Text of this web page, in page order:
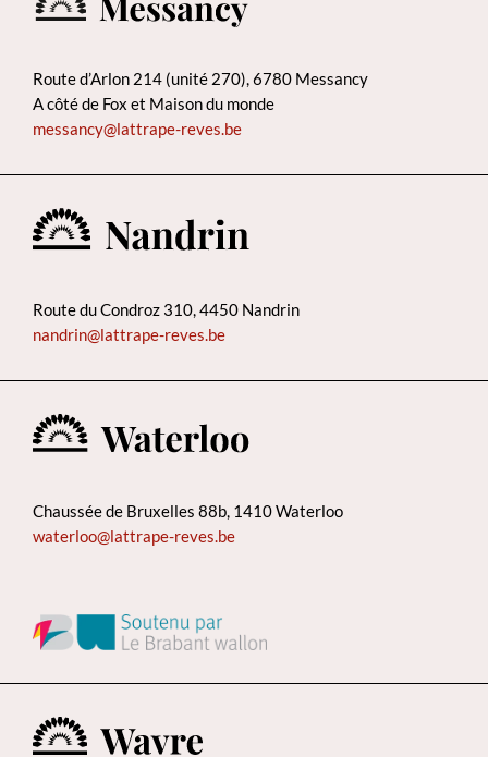
Route d’Arlon 214 (unité 270), 6780 Messancy
A côté de Fox et Maison du monde
messancy@lattrape-reves.be
Route du Condroz 310, 4450 Nandrin
nandrin@lattrape-reves.be
Chaussée de Bruxelles 88b, 1410 Waterloo
waterloo@lattrape-reves.be